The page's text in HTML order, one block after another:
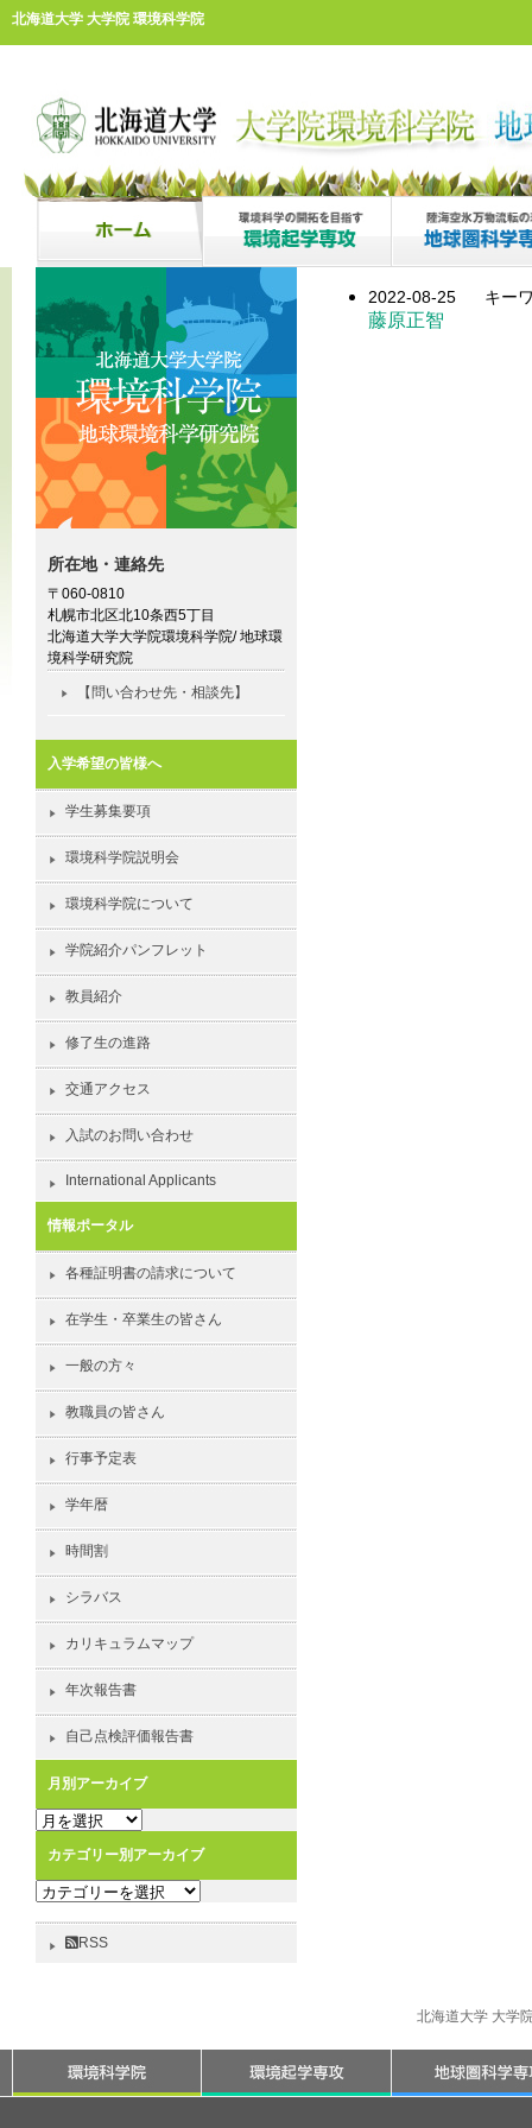
北海道大学 大学院 環境科学院
2022-08-25 キー
藤原正智
所在地・連絡先
〒060-0810
札幌市北区北10条西5丁目
北海道大学大学院環境科学院/ 地球環
境科学研究院
【問い合わせ先・相談先】
入学希望の皆様へ
学生募集要項
環境科学院説明会
環境科学院について
学院紹介パンフレット
教員紹介
修了生の進路
交通アクセス
入試のお問い合わせ
International Applicants
情報ポータル
各種証明書の請求について
在学生・卒業生の皆さん
一般の方々
教職員の皆さん
行事予定表
学年暦
時間割
シラバス
カリキュラムマップ
年次報告書
自己点検評価報告書
月別アーカイブ
月
ー
カ
イ
カテゴリー別アーカイブ
カ
ゴ
カ
RSS
北海道大学 大学